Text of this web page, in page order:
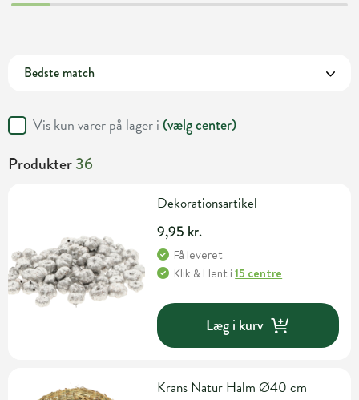
Vis kun varer på lager i (vælg center)
Produkter36
Dekorationsartikel
9,95 kr.
Få leveret
Klik & Hent i15 centre
Læg i kurv
Krans Natur Halm Ø40 cm